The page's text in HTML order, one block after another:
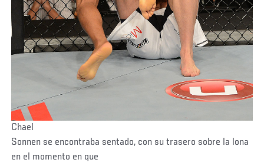
Chael
Sonnen se encontraba sentado, con su trasero sobre la lona
en el momento en que